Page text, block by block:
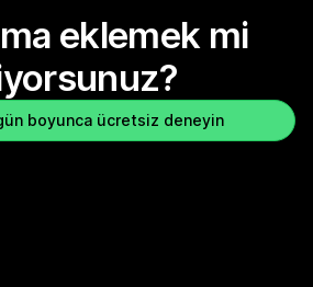
eklemek mi
boyunca ücretsiz deneyin